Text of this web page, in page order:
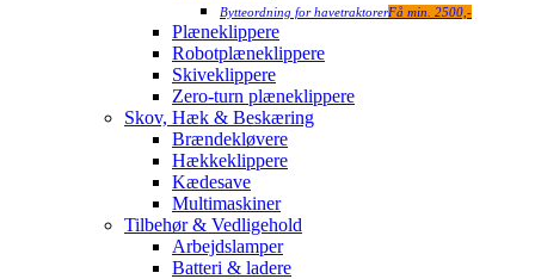
Bytteordning for havetraktorerFå min. 2500,-
Plæneklippere
Robotplæneklippere
Skiveklippere
Zero-turn plæneklippere
Skov, Hæk & Beskæring
Brændekløvere
Hækkeklippere
Kædesave
Multimaskiner
Tilbehør & Vedligehold
Arbejdslamper
Batteri & ladere